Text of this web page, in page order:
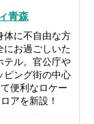
青森
体に不自由な方
にお過ごしいた
テル。官公庁や
ピング街の中心
便利なロケー
アを新設！